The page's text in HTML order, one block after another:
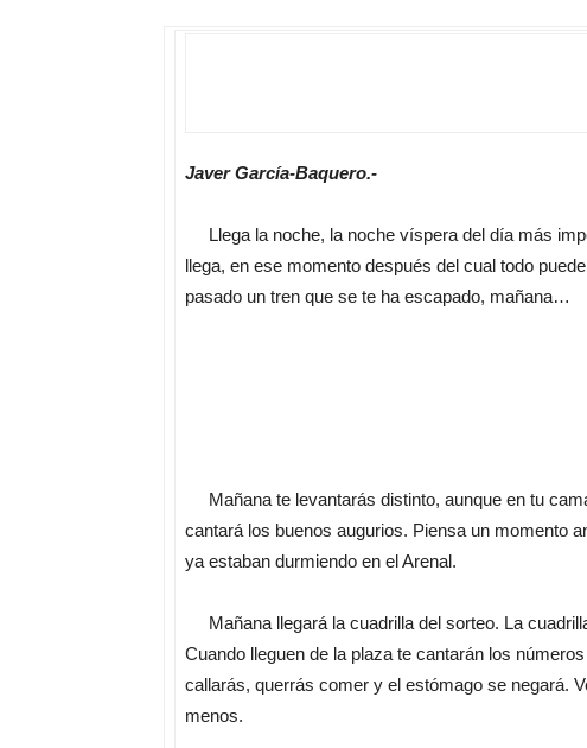
Javer García-Baquero.-
Llega la noche, la noche víspera del día más
llega, en ese momento después del cual todo
pasado un tren que se te ha escapado, mañana…
Mañana te levantarás distinto, aunque en tu
cantará los buenos augurios. Piensa un momento
ya estaban durmiendo en el Arenal.
Mañana llegará la cuadrilla del sorteo. La
Cuando lleguen de la plaza te cantarán los
callarás, querrás comer y el estómago se negará.
menos.